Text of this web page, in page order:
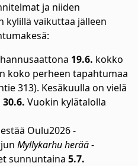
ja niiden
kylillä vaikuttaa jälleen
19.6. kokko
koko perheen tapahtumaa
313). Kesäkuulla on vielä
30.6. Vuokin kylätalolla
Oulu2026 -
Myllykarhu herää-
sunnuntaina 5.7.